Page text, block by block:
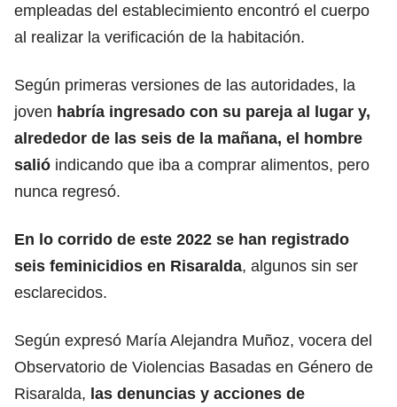
empleadas del establecimiento encontró el cuerpo
al realizar la verificación de la habitación.
Según primeras versiones de las autoridades, la
joven habría ingresado con su pareja al lugar y,
alrededor de las seis de la mañana, el hombre
salió indicando que iba a comprar alimentos, pero
nunca regresó.
En lo corrido de este 2022 se han registrado
seis feminicidios en Risaralda, algunos sin ser
esclarecidos.
Según expresó María Alejandra Muñoz, vocera del
Observatorio de Violencias Basadas en Género de
Risaralda, las denuncias y acciones de